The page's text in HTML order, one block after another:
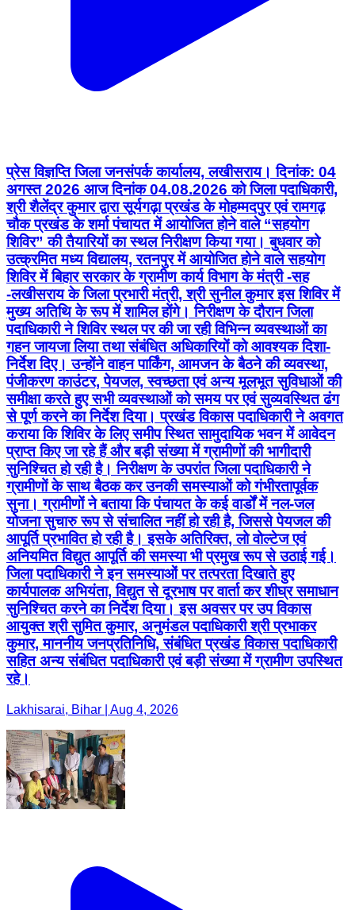
प्रेस विज्ञप्ति जिला जनसंपर्क कार्यालय, लखीसराय। दिनांक: 04
अगस्त 2026 आज दिनांक 04.08.2026 को जिला पदाधिकारी,
श्री शैलेंद्र कुमार द्वारा सूर्यगढ़ा प्रखंड के मोहम्मदपुर एवं रामगढ़
चौक प्रखंड के शर्मा पंचायत में आयोजित होने वाले “सहयोग
शिविर” की तैयारियों का स्थल निरीक्षण किया गया। बुधवार को
उत्क्रमित मध्य विद्यालय, रतनपुर में आयोजित होने वाले सहयोग
शिविर में बिहार सरकार के ग्रामीण कार्य विभाग के मंत्री -सह
-लखीसराय के जिला प्रभारी मंत्री, श्री सुनील कुमार इस शिविर में
मुख्य अतिथि के रूप में शामिल होंगे। निरीक्षण के दौरान जिला
पदाधिकारी ने शिविर स्थल पर की जा रही विभिन्न व्यवस्थाओं का
गहन जायजा लिया तथा संबंधित अधिकारियों को आवश्यक दिशा-
निर्देश दिए। उन्होंने वाहन पार्किंग, आमजन के बैठने की व्यवस्था,
पंजीकरण काउंटर, पेयजल, स्वच्छता एवं अन्य मूलभूत सुविधाओं की
समीक्षा करते हुए सभी व्यवस्थाओं को समय पर एवं सुव्यवस्थित ढंग
से पूर्ण करने का निर्देश दिया। प्रखंड विकास पदाधिकारी ने अवगत
कराया कि शिविर के लिए समीप स्थित सामुदायिक भवन में आवेदन
प्राप्त किए जा रहे हैं और बड़ी संख्या में ग्रामीणों की भागीदारी
सुनिश्चित हो रही है। निरीक्षण के उपरांत जिला पदाधिकारी ने
ग्रामीणों के साथ बैठक कर उनकी समस्याओं को गंभीरतापूर्वक
सुना। ग्रामीणों ने बताया कि पंचायत के कई वार्डों में नल-जल
योजना सुचारु रूप से संचालित नहीं हो रही है, जिससे पेयजल की
आपूर्ति प्रभावित हो रही है। इसके अतिरिक्त, लो वोल्टेज एवं
अनियमित विद्युत आपूर्ति की समस्या भी प्रमुख रूप से उठाई गई।
जिला पदाधिकारी ने इन समस्याओं पर तत्परता दिखाते हुए
कार्यपालक अभियंता, विद्युत से दूरभाष पर वार्ता कर शीघ्र समाधान
सुनिश्चित करने का निर्देश दिया। इस अवसर पर उप विकास
आयुक्त श्री सुमित कुमार, अनुमंडल पदाधिकारी श्री प्रभाकर
कुमार, माननीय जनप्रतिनिधि, संबंधित प्रखंड विकास पदाधिकारी
सहित अन्य संबंधित पदाधिकारी एवं बड़ी संख्या में ग्रामीण उपस्थित
रहे।
Lakhisarai, Bihar | Aug 4, 2026